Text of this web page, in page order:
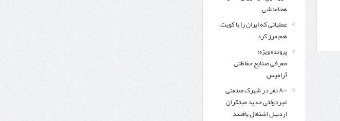
هخامنشی
عملیاتی که ایران را با کویت
هم مرز کرد
پرونده ویژه؛
معرفی صنایع حفاظتی
آرامیس
۸۰۰ نفر در شهرک صنعتی
غیردولتی حدید مبتکران
اردبیل اشتغال یافتند